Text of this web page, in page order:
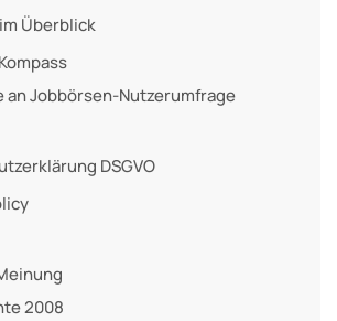
Überblick
an Jobbörsen-Nutzerumfrage
DSGVO
2008